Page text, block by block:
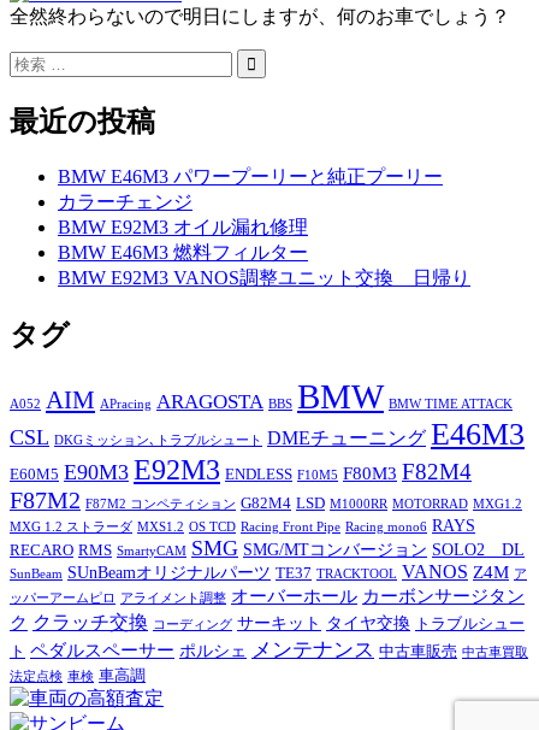
全然終わらないので明日にしますが、何のお車でしょう？
最近の投稿
BMW E46M3 パワープーリーと純正プーリー
カラーチェンジ
BMW E92M3 オイル漏れ修理
BMW E46M3 燃料フィルター
BMW E92M3 VANOS調整ユニット交換 日帰り
タグ
A052 AIM APracing ARAGOSTA BBS BMW BMW TIME ATTACK
CSL DKGミッション､トラブルシュート DMEチューニング E46M3
E60M5 E90M3 E92M3 ENDLESS F10M5 F80M3 F82M4
F87M2 F87M2 コンペティション G82M4 LSD M1000RR MOTORRAD MXG1.2
MXG 1.2 ストラーダ MXS1.2 OS TCD Racing Front Pipe Racing mono6 RAYS
RECARO RMS SmartyCAM SMG SMG/MTコンバージョン SOLO2 DL
SunBeam SUnBeamオリジナルパーツ TE37 TRACKTOOL VANOS Z4M ア
ッパーアームピロ
アライメント調整 オーバーホール カーボンサージタン
ク クラッチ交換 コーディング サーキット タイヤ交換
トラブルシュー
ト ペダルスペーサー ポルシェ メンテナンス 中古車販売 中古車買取
法定点検 車検 車高調